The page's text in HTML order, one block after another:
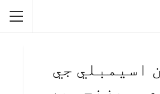
اسيمبلي جي